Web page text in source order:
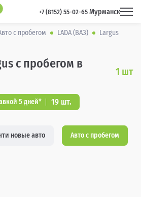
+7 (8152) 55-02-65 Мурманск
с пробегом LADA (ВАЗ) Largus
с пробегом в
1 шт
5 дней* 19 шт.
новые авто Авто с пробегом